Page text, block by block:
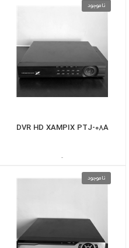
ناموجود
DVR HD XAMPIX PTJ-08A
-
ناموجود